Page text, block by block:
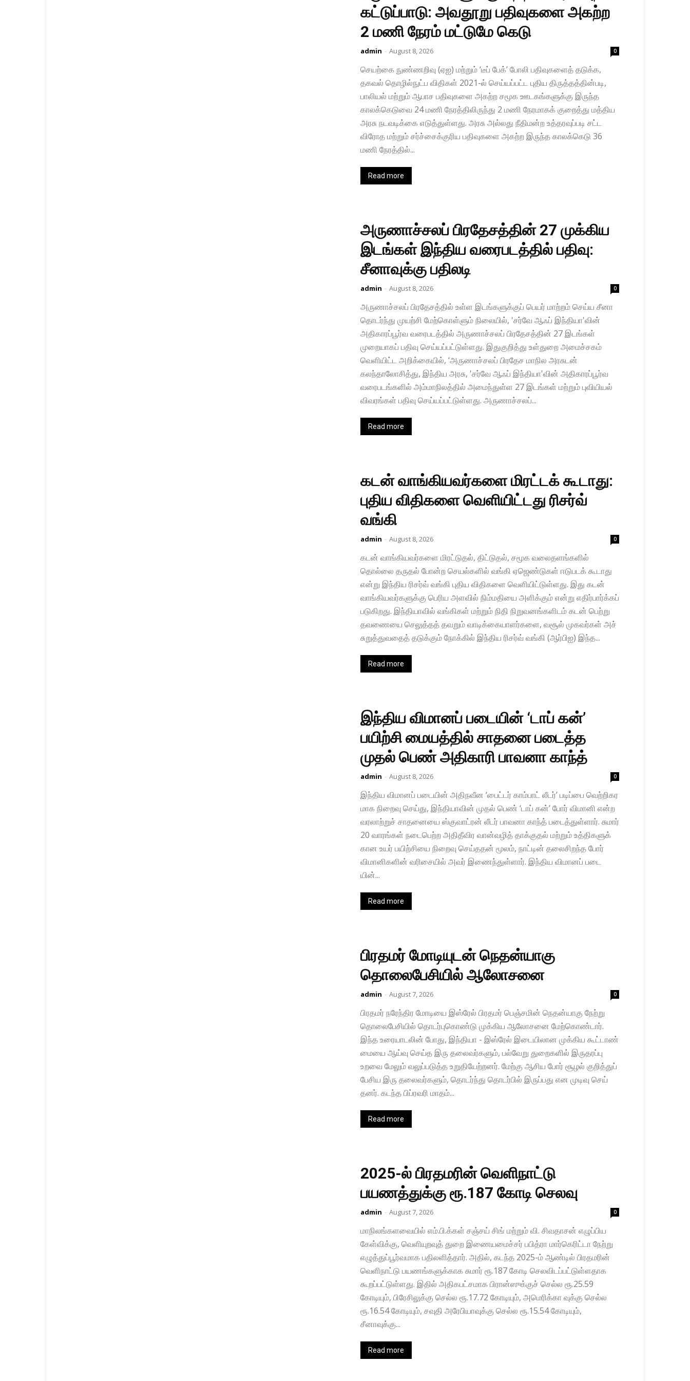
கட்டுப்பாடு: அவதூறு பதிவுகளை அகற்ற
2 மணி நேரம் மட்டுமே கெடு
admin - August 8, 2026 0
செயற்கை நுண்​ணறிவு (ஏஐ) மற்​றும் ‘டீப் பேக்’ போலி பதிவு​களைத் தடுக்க,
தகவல் தொழில்​நுட்ப விதி​கள் 2021-ல் செய்​யப்​பட்ட புதிய திருத்​தத்​தின்​படி,
பாலியல் மற்​றும் ஆபாச பதிவு​களை அகற்ற சமூக ஊடகங்​களுக்கு இருந்த
காலக்​கெடுவை 24 மணி நேரத்​திலிருந்து 2 மணி நேர​மாகக் குறைத்து மத்​திய
அரசு நடவடிக்கை எடுத்​துள்​ளது. அரசு அல்​லது நீதி​மன்ற உத்​தர​வுப்​படி சட்​ட​
விரோத மற்​றும் சர்ச்​சைக்​குரிய பதிவு​களை அகற்ற இருந்த காலக்​கெடு 36
மணி நேரத்தில்...
Read more
அருணாச்சலப் பிரதேசத்தின் 27 முக்கிய
இடங்கள் இந்திய வரைபடத்தில் பதிவு:
சீனாவுக்கு பதிலடி
admin - August 8, 2026 0
அருணாச்சலப் பிரதேசத்தில் உள்ள இடங்களுக்குப் பெயர் மாற்றம் செய்ய சீனா
தொடர்ந்து முயற்சி மேற்கொள்ளும் நிலையில், 'சர்வே ஆஃப் இந்தியா'வின்
அதிகாரப்பூர்வ வரைபடத்தில் அருணாச்சலப் பிரதேசத்தின் 27 இடங்கள்
முறையாகப் பதிவு செய்யப்பட்டுள்ளது. இதுகுறித்து உள்துறை அமைச்சகம்
வெளியிட்ட அறிக்கையில், ‘அருணாச்சலப் பிரதேச மாநில அரசுடன்
கலந்தாலோசித்து, இந்திய அரசு, 'சர்வே ஆஃப் இந்தியா'வின் அதிகாரப்பூர்வ
வரைபடங்களில் அம்மாநிலத்தில் அமைந்துள்ள 27 இடங்கள் மற்றும் புவியியல்
விவரங்கள் பதிவு செய்யப்பட்டுள்ளது. அருணாச்சலப்...
Read more
கடன் வாங்கியவர்களை மிரட்டக் கூடாது:
புதிய விதிகளை வெளியிட்டது ரிசர்வ்
வங்கி
admin - August 8, 2026 0
கடன் வாங்​கிய​வர்​களை மிரட்​டு​தல், திட்​டு​தல், சமூக வலை​தளங்​களில்
தொல்லை தருதல் போன்ற செயல்​களில் வங்கி ஏஜெண்டுகள் ஈடு​படக்​ கூ​டாது
என்று இந்திய ரிசர்வ் வங்கி புதிய விதி​களை வெளி​யிட்​டுள்​ளது. இது கடன்
வாங்​கிய​வர்​களுக்கு பெரிய அளவில் நிம்​ம​தியை அளிக்கும் என்று எதிர்​பார்க்​கப்​
படு​கிறது. இந்​தி​யா​வில் வங்​கி​கள் மற்​றும் நிதி நிறு​வனங்​களிடம் கடன் பெற்று
தவணையை செலுத்தத் தவறும் வாடிக்​கை​யாளர்​களை, வசூல் முகவர்​கள் அச்​
சுறுத்​து​வதைத் தடுக்​கும் நோக்​கில் இந்​திய ரிசர்வ் வங்கி (ஆர்பிஐ) இந்த...
Read more
இந்திய விமானப் படையின் ‘டாப் கன்’
பயிற்சி மையத்தில் சாதனை படைத்த
முதல் பெண் அதிகாரி பாவனா காந்த்
admin - August 8, 2026 0
இந்​திய விமானப் படை​யின் அதிநவீன ‘பைட்​டர் காம்பாட் லீடர்’ படிப்பை வெற்​றிகர​
மாக நிறைவு செய்​து, இந்​தி​யா​வின் முதல் பெண் ‘டாப் கன்’ போர் விமானி என்ற
வரலாற்​றுச் சாதனையை ஸ்கு​வாட்​ரன் லீடர் பாவனா காந்த் படைத்​துள்​ளார். சுமார்
20 வாரங்​கள் நடை​பெற்ற அதிதீ​விர வான்​வழித் தாக்​குதல் மற்​றும் உத்​தி​களுக்​
கான உயர் பயிற்​சியை நிறைவு செய்​ததன் மூலம், நாட்​டின் தலைசிறந்த போர்
விமானிகளின் வரிசை​யில் அவர் இணைந்​துள்​ளார். இந்​திய விமானப் படை​
யின்...
Read more
பிரதமர் மோடி​யுடன் நெதன்யாகு
தொலைபேசியில் ஆலோ​சனை
admin - August 7, 2026 0
பிரதமர் நரேந்​திர மோடியை இஸ்​ரேல் பிரதமர் பெஞ்சமின் நெதன்யாகு நேற்று
தொலைபேசியில் தொடர்புகொண்டு முக்​கிய ஆலோ​சனை மேற்​கொண்​டார்.
இந்த உரை​யாடலின் போது, இந்​தியா - இஸ்​ரேல் இடையி​லான முக்​கிய கூட்​டாண்​
மையை ஆய்வு செய்த இரு தலை​வர்​களும், பல்​வேறு துறை​களில் இருதரப்பு
உறவை மேலும் வலுப்​படுத்த உறு​தி​யேற்​றனர். மேற்கு ஆசிய போர் சூழல் குறித்​துப்
பேசிய இரு தலை​வர்​களும், தொடர்ந்து தொடர்​பில் இருப்​பது என முடிவு செய்​
தனர். கடந்த பிப்​ர​வரி மாதம்...
Read more
2025-ல் பிரதமரின் வெளிநாட்டு
பயணத்துக்கு ரூ.187 கோடி செலவு
admin - August 7, 2026 0
மாநிலங்களவையில் எம்.பி.க்கள் சஞ்சய் சிங் மற்றும் வி. சிவதாசன் எழுப்பிய
கேள்விக்கு, வெளியுறவுத் துறை இணையமைச்சர் பபித்ரா மார்கெரிட்டா நேற்று
எழுத்துப்பூர்வமாக பதிலளித்தார். அதில், கடந்த 2025-ம் ஆண்டில் பிரதமரின்
வெளிநாட்டு பயணங்களுக்காக சுமார் ரூ.187 கோடி செலவிடப்பட்டுள்ளதாக
கூறப்பட்டுள்ளது. இதில் அதிகபட்சமாக பிரான்ஸுக்குச் செல்ல ரூ.25.59
கோடியும், பிரேசிலுக்கு செல்ல ரூ.17.72 கோடியும், அமெரிக்கா வுக்கு செல்ல
ரூ.16.54 கோடியும், சவுதி அரேபியாவுக்கு செல்ல ரூ.15.54 கோடியும்,
சீனாவுக்கு...
Read more